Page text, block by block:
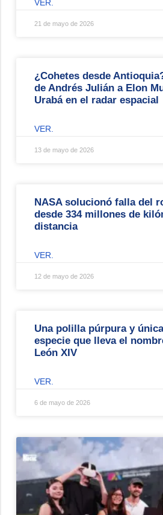
VER.
21 de mayo de 2026
¿Cohetes desde
de Andrés Julián a Elon
Urabá en el radar espacial
VER.
13 de mayo de 2026
NASA solucionó falla del
desde 334 millones de
distancia
VER.
12 de mayo de 2026
Una polilla púrpura y
especie que lleva el
León XIV
VER.
6 de mayo de 2026